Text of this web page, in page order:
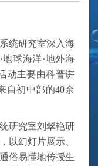
统研究室深入海
·地球海洋·地外海
动主要由科普讲
自初中部的40余
研究室刘翠艳研
以幻灯片展示
通俗易懂地传授生